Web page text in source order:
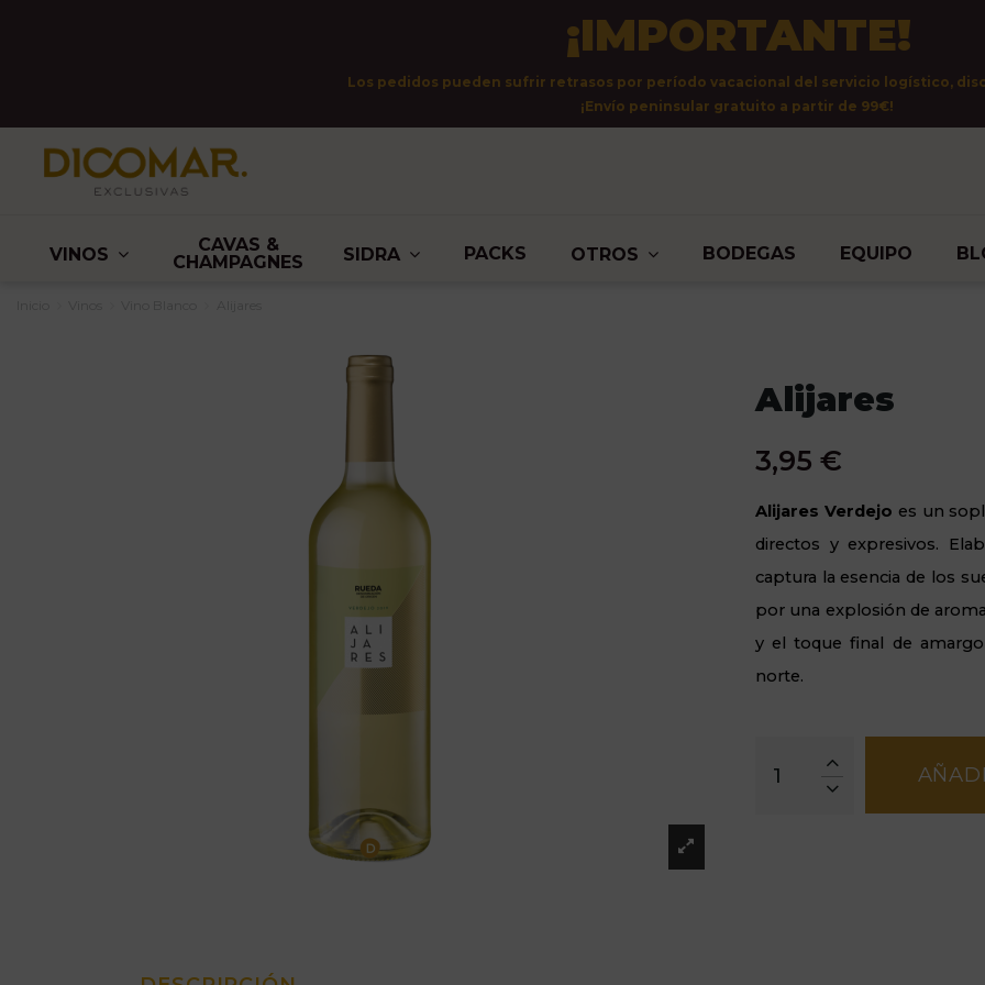
¡IMPORTANTE!
Los pedidos pueden sufrir retrasos por período vacacional del servicio logístico,
¡Envío peninsular gratuito a partir de 99€!
VINOS
CAVAS &
CHAMPAGNES
SIDRA PACKS OTROS BODEGAS EQUIPO
Alijares
3,95 €
Alijares Verdejo es un
directos y expresivos.
captura la esencia de los
por una explosión de
y el toque final de
norte.